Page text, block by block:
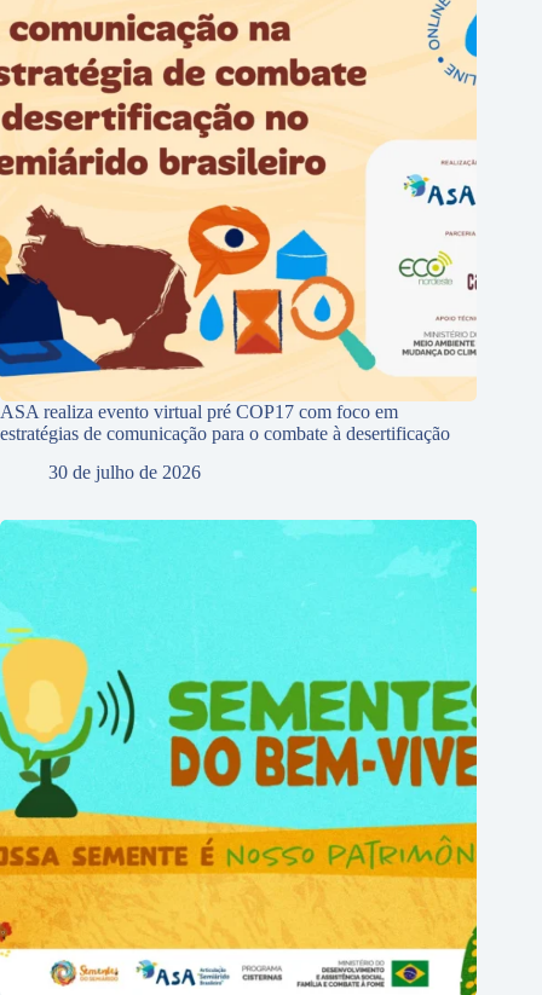
ASA realiza evento virtual pré COP17 com foco em
estratégias de comunicação para o combate à desertificação
30 de julho de 2026